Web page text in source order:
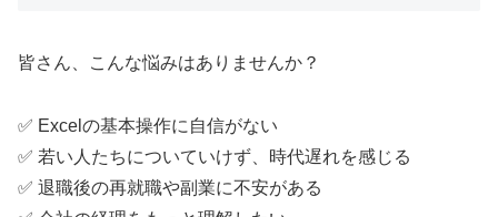
皆さん、こんな悩みはありませんか？
✅ Excelの基本操作に自信がない
✅ 若い人たちについていけず、時代遅れを感じる
✅ 退職後の再就職や副業に不安がある